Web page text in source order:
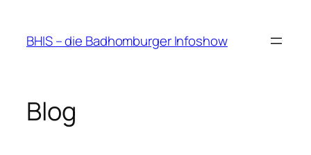
springen
BHIS – die Badhomburger Infoshow
Blog